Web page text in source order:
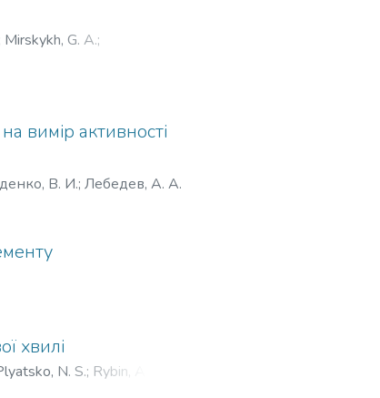
Mirskykh, G. A.;
вимір активності
В. И.; Лебедев, А. А.
хвилі
N. S.; Rybin, A. I.